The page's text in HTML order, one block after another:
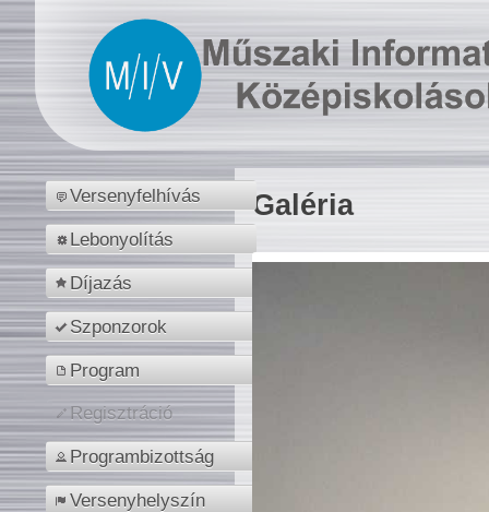
Versenyfelhívás
Lebonyolítás
Díjazás
Szponzorok
Program
Regisztráció
Programbizottság
Versenyhelyszín
Galéria